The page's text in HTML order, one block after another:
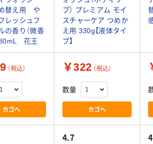
替え用 や
レッシュフ
の香り（微香
花王
プ） プレミアム モイ
スチャーケア つめか
え用 330g【液体タイ
プ】
（税込）
カゴへ
￥322 （税込）
数量
カゴへ
4.7